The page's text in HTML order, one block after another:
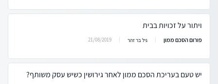
ויתור על זכויות בבית
פורום הסכם ממון גיל בר זהר 21/08/2019
יש טעם בעריכת הסכם ממון לאחר גירושין כשיש עסק משותף?